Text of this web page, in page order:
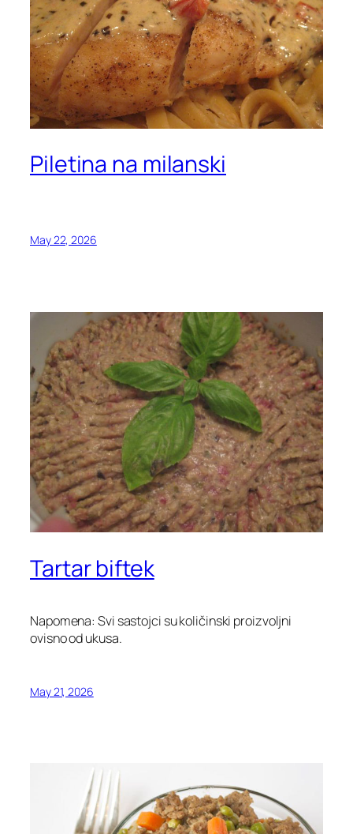
Piletina na milanski
May 22, 2026
Tartar biftek
Napomena: Svi sastojci su količinski proizvoljni
ovisno od ukusa.
May 21, 2026